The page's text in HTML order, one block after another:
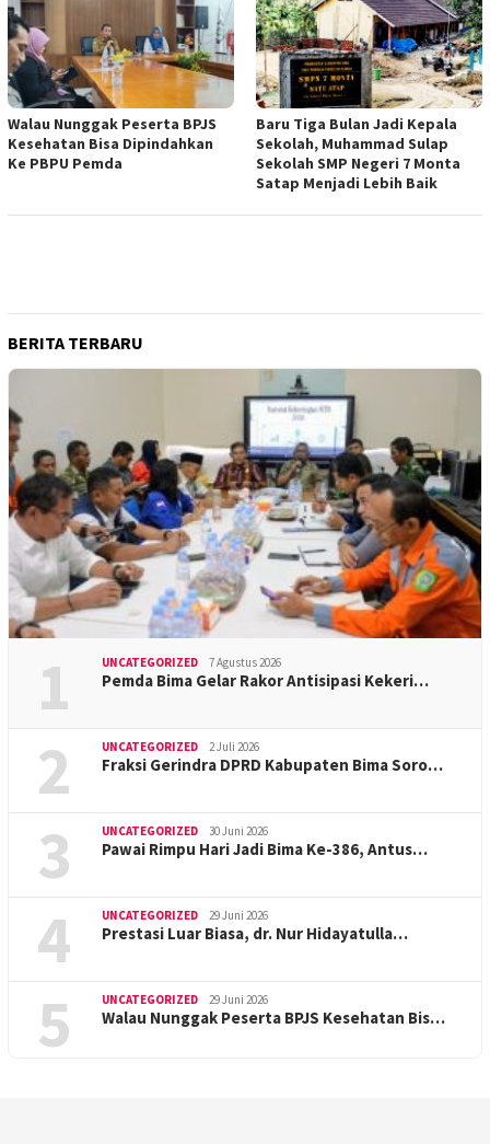
Walau Nunggak Peserta BPJS
Kesehatan Bisa Dipindahkan
Ke PBPU Pemda
Baru Tiga Bulan Jadi Kepala
Sekolah, Muhammad Sulap
Sekolah SMP Negeri 7 Monta
Satap Menjadi Lebih Baik
BERITA TERBARU
1 UNCATEGORIZED 7 Agustus 2026
Pemda Bima Gelar Rakor Antisipasi Kekeri…
2 UNCATEGORIZED 2 Juli 2026
Fraksi Gerindra DPRD Kabupaten Bima Soro…
3 UNCATEGORIZED 30 Juni 2026
Pawai Rimpu Hari Jadi Bima Ke-386, Antus…
4 UNCATEGORIZED 29 Juni 2026
Prestasi Luar Biasa, dr. Nur Hidayatulla…
5 UNCATEGORIZED 29 Juni 2026
Walau Nunggak Peserta BPJS Kesehatan Bis…